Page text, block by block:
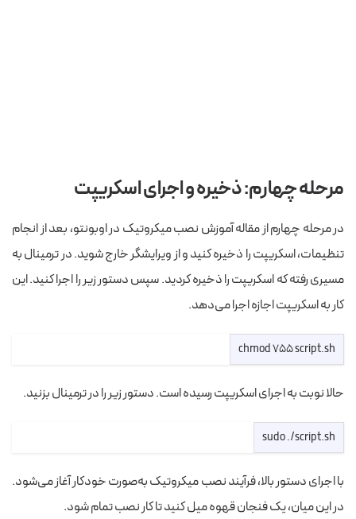
مرحله چهارم: ذخیره و اجرای اسکریپت
در مرحله چهارم از مقاله آموزش نصب میکروتیک در اوبونتو، بعد از انجام
تنظیمات، اسکریپت را ذخیره کنید و از ویرایشگر خارج شوید. در ترمینال به
مسیری رفته که اسکریپت را ذخیره کردید. سپس دستور زیر را اجرا کنید. این
کار به اسکریپت اجازه اجرا می‌دهد.
chmod 755 script.sh
حالا نوبت به اجرای اسکریپت رسیده است. دستور زیر را در ترمینال بزنید.
sudo ./script.sh
با اجرای دستور بالا، فرآیند نصب میکروتیک به‌صورت خودکار آغاز می‌شود.
در این میان، یک فنجان قهوه میل کنید تا کار نصب تمام شود.